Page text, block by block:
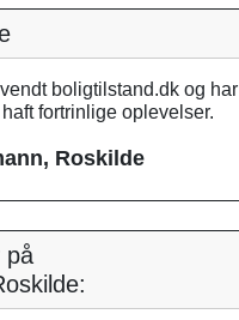
boligtilstand.dk og har
fortrinlige oplevelser.
Roskilde
på